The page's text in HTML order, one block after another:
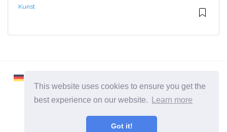
This website uses cookies to ensure you get the
best experience on our website.
Learn more
Got it!
Kunst
2026 ©Learnaboutworld
Alle categorieën